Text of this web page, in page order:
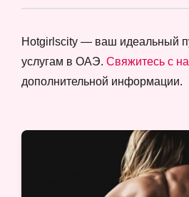
Hotgirlscity — ваш идеальный
услугам в ОАЭ. Свяжитесь с
дополнительной информации.